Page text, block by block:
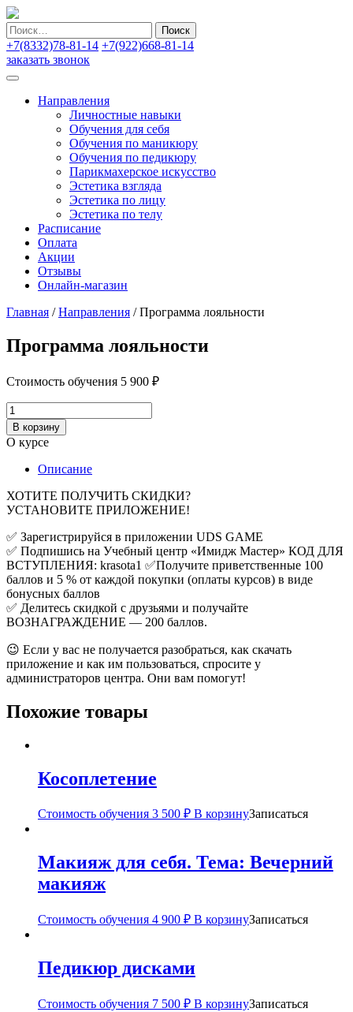
Найти:
+7(8332)78-81-14 +7(922)668-81-14
заказать звонок
Направления
Личностные навыки
Обучения для себя
Обучения по маникюру
Обучения по педикюру
Парикмахерское искусство
Эстетика взгляда
Эстетика по лицу
Эстетика по телу
Расписание
Оплата
Акции
Отзывы
Онлайн-магазин
Главная /Направления /Программа лояльности
Программа лояльности
Стоимость обучения 5 900 ₽
Количество
товара
Программа
лояльности
В корзину
О курсе
Описание
ХОТИТЕ ПОЛУЧИТЬ СКИДКИ?
УСТАНОВИТЕ ПРИЛОЖЕНИЕ!
✅ Зарегистрируйся в приложении UDS GAME
✅ Подпишись на Учебный центр «Имидж Мастер» КОД ДЛЯ
ВСТУПЛЕНИЯ: krasota1 ✅Получите приветственные 100
баллов и 5 % от каждой покупки (оплаты курсов) в виде
бонусных баллов
✅ Делитесь скидкой с друзьями и получайте
ВОЗНАГРАЖДЕНИЕ — 200 баллов.
😉 Если у вас не получается разобраться, как скачать
приложение и как им пользоваться, спросите у
администраторов центра. Они вам помогут!
Похожие товары
Косоплетение
Стоимость обучения 3 500 ₽ В корзинуЗаписаться
Макияж для себя. Тема: Вечерний
макияж
Стоимость обучения 4 900 ₽ В корзинуЗаписаться
Педикюр дисками
Стоимость обучения 7 500 ₽ В корзинуЗаписаться